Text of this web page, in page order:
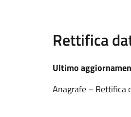
Rettifica
Ultimo
Anagrafe – Rettifica